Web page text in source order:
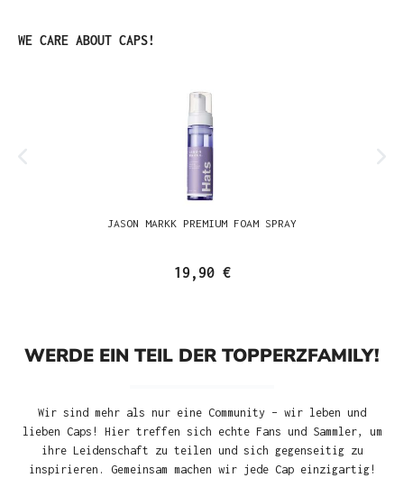
Produktgalerie überspringen
WE CARE ABOUT CAPS!
JASON MARKK PREMIUM FOAM SPRAY
19,90 €
WERDE EIN TEIL DER TOPPERZFAMILY!
Wir sind mehr als nur eine Community – wir leben und
lieben Caps! Hier treffen sich echte Fans und Sammler, um
ihre Leidenschaft zu teilen und sich gegenseitig zu
inspirieren. Gemeinsam machen wir jede Cap einzigartig!